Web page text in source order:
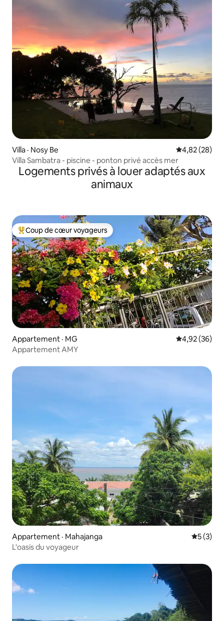
Villa · Nosy Be Note
4,82 (28)
Villa Sambatra - piscine - ponton privé accès mer
Logements privés à louer adaptés aux
animaux
Coup de cœur voyageurs parmi les plus aimés
Coup de cœur voyageurs
Appartement · MG Note
4,92 (36)
Appartement AMY
Appartement · Mahajanga Note
5 (3)
L'oasis du voyageur